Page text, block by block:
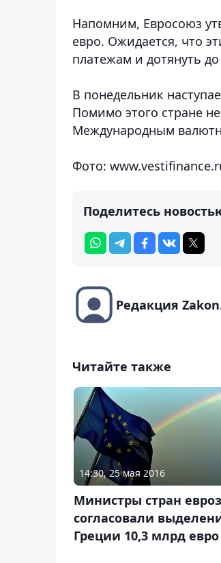
Напомним, Евросоюз
евро. Ожидается, что
платежам и дотянуть
В понедельник
Помимо этого стране
Международным
Фото:
Поделитесь
Редакция
Читайте также
14:30, 25 мая 2016
Министры стран
согласовали
Греции 10,3 млрд евро